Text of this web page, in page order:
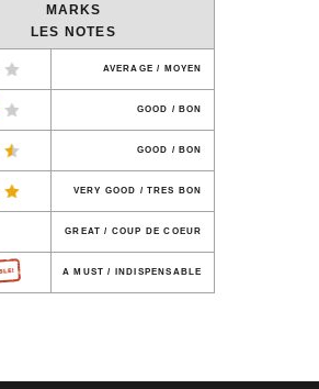
MARKS
LES NOTES
AVERAGE / MOYEN
GOOD / BON
GOOD / BON
VERY GOOD / TRES BON
GREAT / COUP DE COEUR
A MUST / INDISPENSABLE